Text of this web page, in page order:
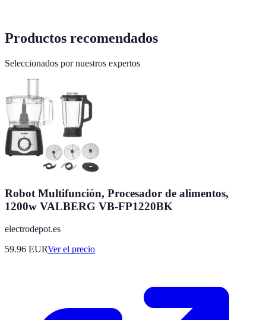
Productos recomendados
Seleccionados por nuestros expertos
Robot Multifunción, Procesador de alimentos,
1200w VALBERG VB-FP1220BK
electrodepot.es
59.96 EURVer el precio